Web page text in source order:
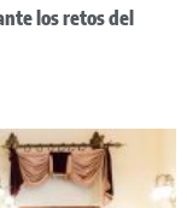
los retos del